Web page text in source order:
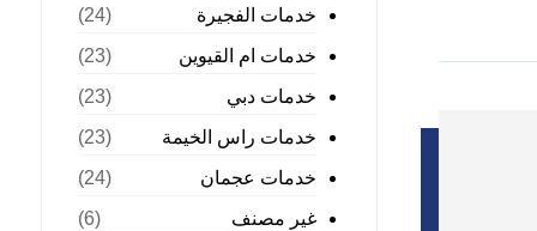
خدمات الفجيرة
(24)
خدمات ام القيوين
(23)
خدمات دبي
(23)
خدمات راس الخيمة
(23)
خدمات عجمان
(24)
غير مصنف
(6)